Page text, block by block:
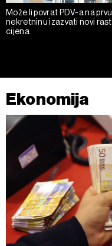
Može li povrat PDV-a na prvu
nekretninu izazvati novi rast
cijena
Ekonomija